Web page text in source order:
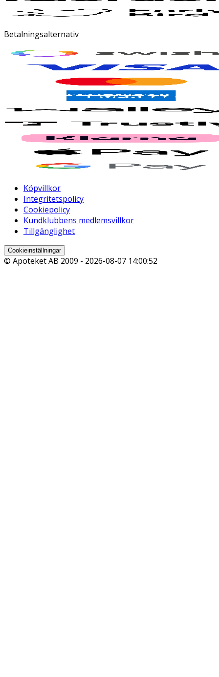
Betalningsalternativ
Köpvillkor
Integritetspolicy
Cookiepolicy
Kundklubbens medlemsvillkor
Tillgänglighet
Cookieinställningar
© Apoteket AB 2009 - 2026-08-07 14:00:52